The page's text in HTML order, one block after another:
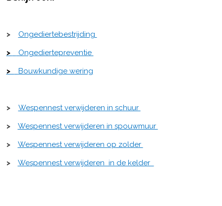
> Ongediertebestrijding
> Ongediertepreventie
> Bouwkundige wering
> Wespennest verwijderen in schuur
> Wespennest verwijderen in spouwmuur
> Wespennest verwijderen op zolder
> Wespennest verwijderen in de kelder